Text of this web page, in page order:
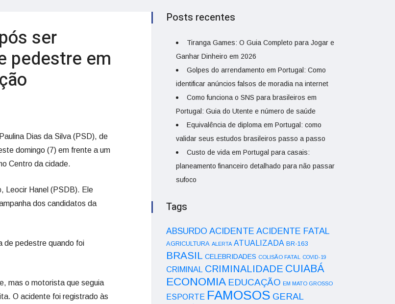
ser
pedestre em
Dias da Silva (PSD), de
domingo (7) em frente a um
Centro da cidade.
Leocir Hanel (PSDB). Ele
dos candidatos da
de pedestre quando foi
mas o motorista que seguia
O acidente foi registrado às
Posts recentes
Tiranga Games: O Guia Completo para Jogar e
Ganhar Dinheiro em 2026
Golpes do arrendamento em Portugal: Como
identificar anúncios falsos de moradia na internet
Como funciona o SNS para brasileiros em
Portugal: Guia do Utente e número de saúde
Equivalência de diploma em Portugal: como
validar seus estudos brasileiros passo a passo
Custo de vida em Portugal para casais:
planeamento financeiro detalhado para não passar
sufoco
Tags
ABSURDO ACIDENTE ACIDENTE FATAL
AGRICULTURA ALERTA ATUALIZADA BR-163
BRASIL CELEBRIDADES COLISÃO FATAL COVID-19
CRIMINAL CRIMINALIDADE CUIABÁ
ECONOMIA EDUCAÇÃO EM MATO GROSSO
ESPORTE FAMOSOS GERAL